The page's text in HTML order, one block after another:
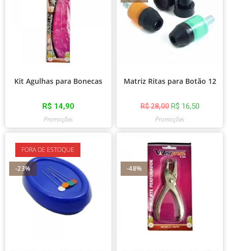
Kit Agulhas para Bonecas
R$ 14,90
Promoções
Matriz Ritas para Botão 12
R$28,00 R$ 16,50
Promoções
FORA DE ESTOQUE
-23% -48%